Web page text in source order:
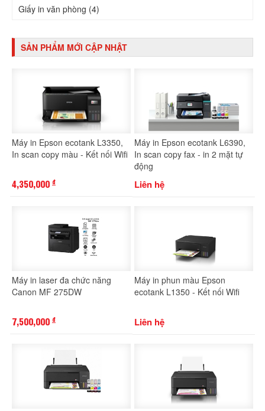
Giấy in văn phòng (4)
SẢN PHẨM MỚI CẬP NHẬT
Máy in Epson ecotank L3350,
In scan copy màu - Kết nối Wifi
4,350,000 đ
Máy in Epson ecotank L6390,
In scan copy fax - in 2 mặt tự
động
Liên hệ
Máy in laser đa chức năng
Canon MF 275DW
7,500,000 đ
Máy in phun màu Epson
ecotank L1350 - Kết nối Wifi
Liên hệ